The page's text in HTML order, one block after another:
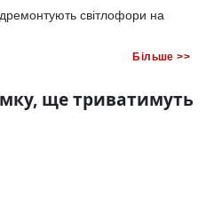
світлофори на
Більше >>
ще триватимуть